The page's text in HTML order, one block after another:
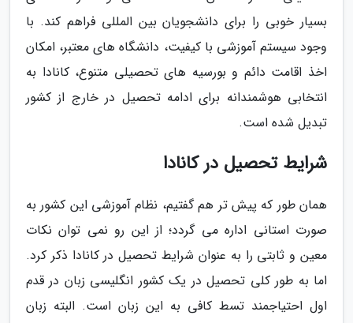
بسیار خوبی را برای دانشجویان بین المللی فراهم کند. با
وجود سیستم آموزشی با کیفیت، دانشگاه های معتبر، امکان
اخذ اقامت دائم و بورسیه های تحصیلی متنوع، کانادا به
انتخابی هوشمندانه برای ادامه تحصیل در خارج از کشور
تبدیل شده است.
شرایط تحصیل در کانادا
همان طور که پیش تر هم گفتیم، نظام آموزشی این کشور به
صورت استانی اداره می گردد؛ از این رو نمی توان نکات
معین و ثابتی را به عنوان شرایط تحصیل در کانادا ذکر کرد.
اما به طور کلی تحصیل در یک کشور انگلیسی زبان در قدم
اول احتیاجمند تسط کافی به این زبان است. البته زبان